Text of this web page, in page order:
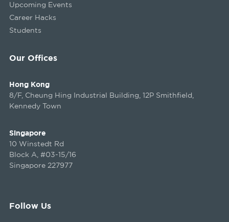
Our Offices
Hong Kong
8/F, Cheung Hing Industrial Building, 12P Smithfield,
Kennedy Town
Singapore
10 Winstedt Rd
Block A, #03-15/16
Singapore 227977
Upcoming Events
Career Hacks
Students
Follow Us